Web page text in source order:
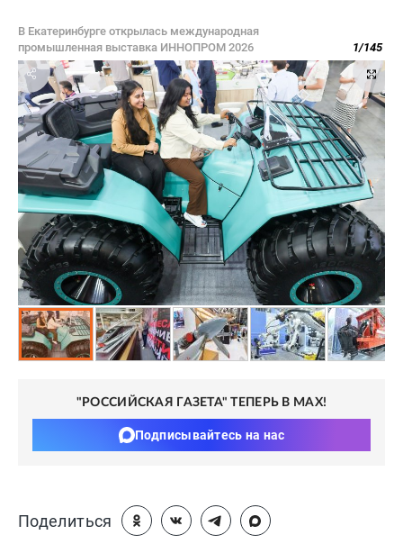
В Екатеринбурге открылась международная
промышленная выставка ИННОПРОМ 2026
1/145
"РОССИЙСКАЯ ГАЗЕТА" ТЕПЕРЬ В MAX!
Подписывайтесь на нас
Поделиться